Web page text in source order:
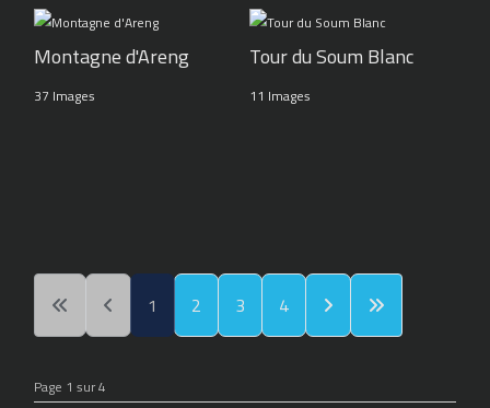
Montagne d'Areng
37 Images
Tour du Soum Blanc
11 Images
1 2 3 4
Page 1 sur 4